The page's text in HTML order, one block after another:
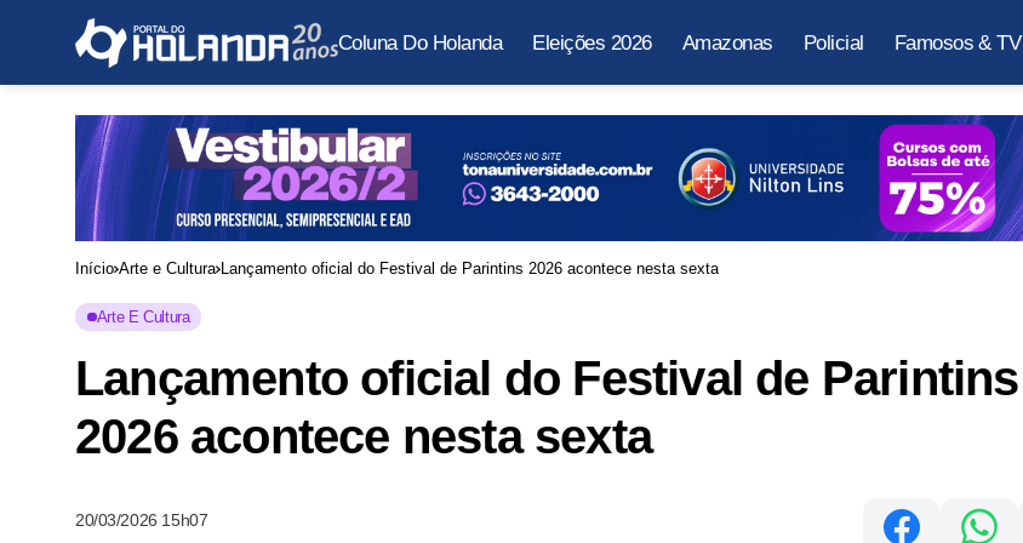
Coluna Do Holanda Eleições 2026 Amazonas Policial Famosos & TV
Início Arte e Cultura Lançamento oficial do Festival de Parintins 2026 acontece nesta sexta
Arte E Cultura
Lançamento oficial do Festival de Parintins
2026 acontece nesta sexta
20/03/2026 15h07